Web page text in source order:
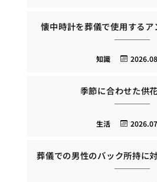
懐中時計を葬儀で使用する
知識
季節に合わせた供
生活
葬儀での男性のバック所持に